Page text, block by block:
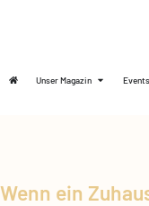
Unser Magazin Events
Wenn ein